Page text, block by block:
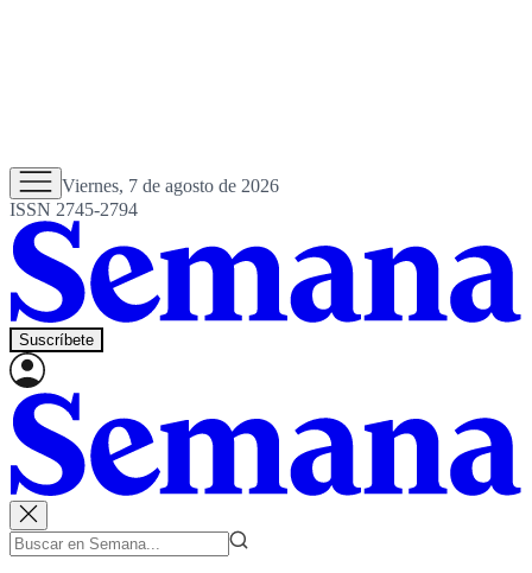
Viernes, 7 de agosto de 2026
ISSN 2745-2794
Suscríbete